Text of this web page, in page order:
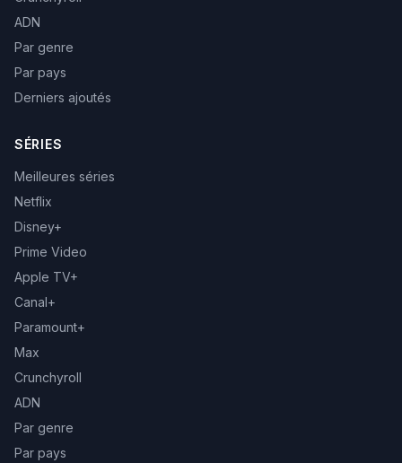
ADN
Par genre
Par pays
Derniers ajoutés
SÉRIES
Meilleures séries
Netflix
Disney+
Prime Video
Apple TV+
Canal+
Paramount+
Max
Crunchyroll
ADN
Par genre
Par pays